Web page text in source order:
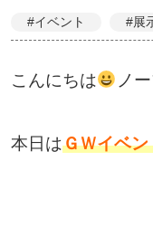
#イベント #展
こんにちは ノ
本日はＧＷイベン